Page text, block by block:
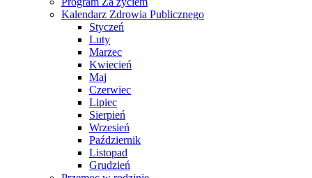
Kalendarz Zdrowia Publicznego
Styczeń
Luty
Marzec
Kwiecień
Maj
Czerwiec
Lipiec
Sierpień
Wrzesień
Październik
Listopad
Grudzień